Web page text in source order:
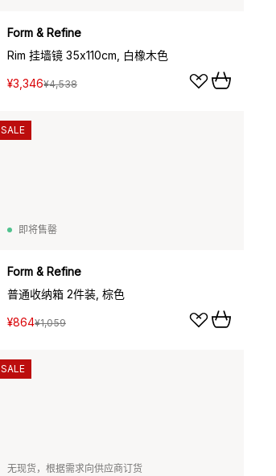
Form & Refine
Rim 挂墙镜 35x110cm, 白橡木色
¥3,346¥4,538
即将售罄
Form & Refine
普通收纳箱 2件装, 棕色
¥864¥1,059
SALE
无现货，根据需求向供应商订货
SALE